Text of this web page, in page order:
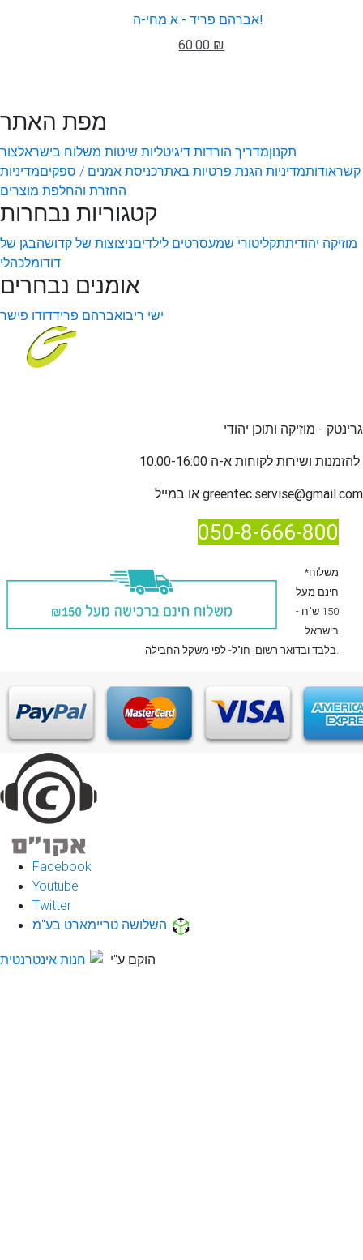
אברהם פריד - א מחי-ה!
60.00 ₪
מפת האתר
תקנוןמדריך הורדות דיגיטליות שיטות משלוח בישראלצור
קשראודותמדיניות הגנת פרטיות באתרכניסת אמנים / ספקיםמדיניות
החזרת והחלפת מוצרים
קטגוריות נבחרות
מוזיקה יהודיתתקליטורי שמעסרטים לילדיםניצוצות של קדושהבגן של
דודומלכהלי
אומנים נבחרים
ישי ריבואברהם פרידדודו פישר
גרינטק - מוזיקה ותוכן יהודי
להזמנות ו
greentec.servise@gmail.com
050-8-666-800
*משלוח
חינם מעל
150 ש"ח -
בישראל
בלבדובדואר רשום , חו"ל- לפי משקל החבילה.
Facebook
Youtube
Twitter
השלושה טריימארט בע"מ
הוקם ע"י חנות אינטרנטית